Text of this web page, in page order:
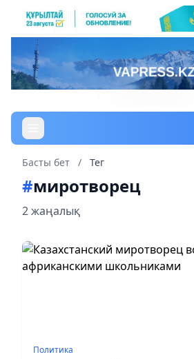
Басты бет / Тег
#миротворец
2 жаңалық
Политика